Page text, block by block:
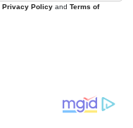
Privacy Policy and Terms of